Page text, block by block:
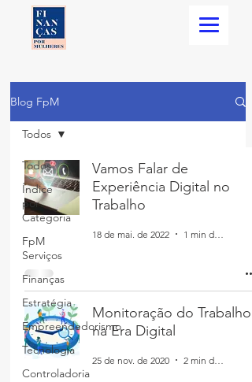
Blog FpM
Todos
Índice
por
Categoria
FpM
Serviços
Finanças
Estratégia
Empreendedorismo
Tecnologia
Controladoria
Todos
Vamos Falar de
Experiência Digital no
Trabalho
18 de mai. de 2022
Monitoração do Trabalho
na Era Digital
25 de nov. de 2020